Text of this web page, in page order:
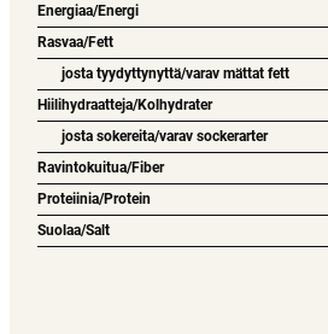
Energiaa/Energi
Rasvaa/Fett
josta tyydyttynyttä/varav mättat fett
Hiilihydraatteja/Kolhydrater
josta sokereita/varav sockerarter
Ravintokuitua/Fiber
Proteiinia/Protein
Suolaa/Salt